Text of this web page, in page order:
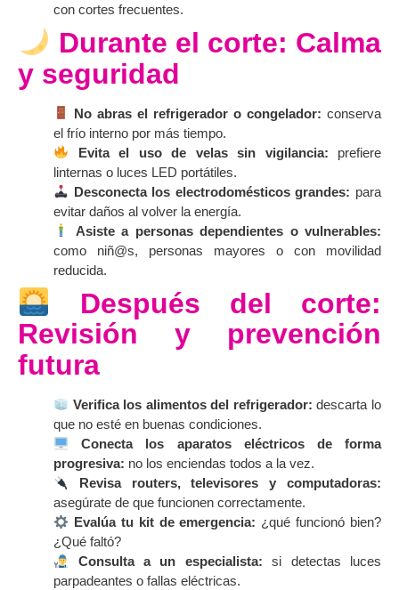
con cortes frecuentes.
Durante el corte: Calma
y seguridad
No abras el refrigerador o congelador: conserva
el frío interno por más tiempo.
Evita el uso de velas sin vigilancia: prefiere
linternas o luces LED portátiles.
Desconecta los electrodomésticos grandes: para
evitar daños al volver la energía.
Asiste a personas dependientes o vulnerables:
como niñ@s, personas mayores o con movilidad
reducida.
Después del corte:
Revisión y prevención
futura
Verifica los alimentos del refrigerador: descarta lo
que no esté en buenas condiciones.
Conecta los aparatos eléctricos de forma
progresiva: no los enciendas todos a la vez.
Revisa routers, televisores y computadoras:
asegúrate de que funcionen correctamente.
Evalúa tu kit de emergencia: ¿qué funcionó bien?
¿Qué faltó?
Consulta a un especialista: si detectas luces
parpadeantes o fallas eléctricas.